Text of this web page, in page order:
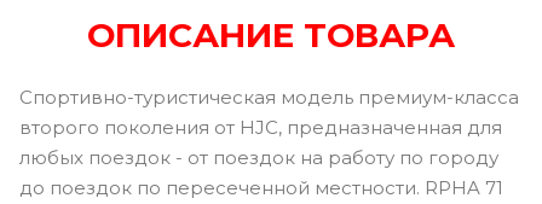
ОПИСАНИЕ ТОВАРА
Спортивно-туристическая модель премиум-класса
второго поколения от HJC, предназначенная для
любых поездок - от поездок на работу по городу
до поездок по пересеченной местности. RPHA 71